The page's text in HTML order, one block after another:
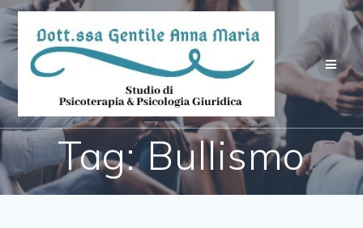
Salta
contenuto
Tag:Bullismo